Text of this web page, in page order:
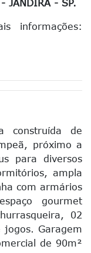
JANDIRA - SP.
informações:
construída de
próximo a
para diversos
ampla
com armários
gourmet
02
jogos. Garagem
de 90m²